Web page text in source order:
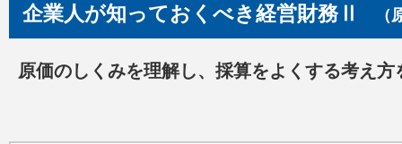
企業人が知っておくべき経営財務Ⅱ
原価のしくみを理解し、採算をよくする考え方